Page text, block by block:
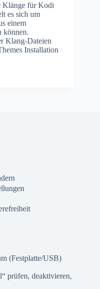
Klänge für Kodi
es sich um
einem
können.
Klang-Dateien
Installation
(Festplatte/USB)
prüfen, deaktivieren,